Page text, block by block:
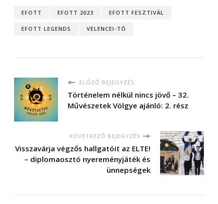
EFOTT EFOTT 2023 EFOTT FESZTIVÁL
EFOTT LEGENDS VELENCEI-TÓ
ELŐZŐ BEJEGYZÉS
Történelem nélkül nincs jövő – 32.
Művészetek Völgye ajánló: 2. rész
KÖVETKEZŐ BEJEGYZÉS
Visszavárja végzős hallgatóit az ELTE!
– diplomaosztó nyereményjáték és
ünnepségek